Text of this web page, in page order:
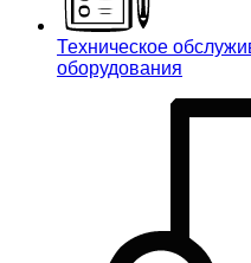
Техническое
оборудования